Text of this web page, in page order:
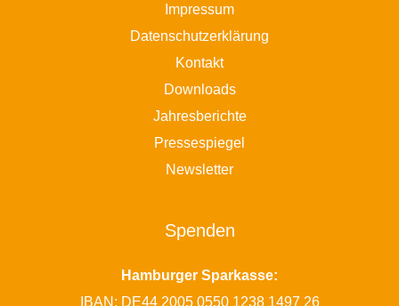
Impressum
Datenschutzerklärung
Kontakt
Downloads
Jahresberichte
Pressespiegel
Newsletter
Spenden
Hamburger Sparkasse:
IBAN: DE44 2005 0550 1238 1497 26